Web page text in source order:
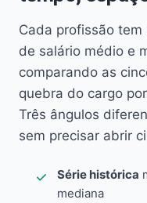
Cada profissão
de salário médio e
comparando as
quebra do cargo
Três ângulos
sem precisar abrir
Série histórica
mediana